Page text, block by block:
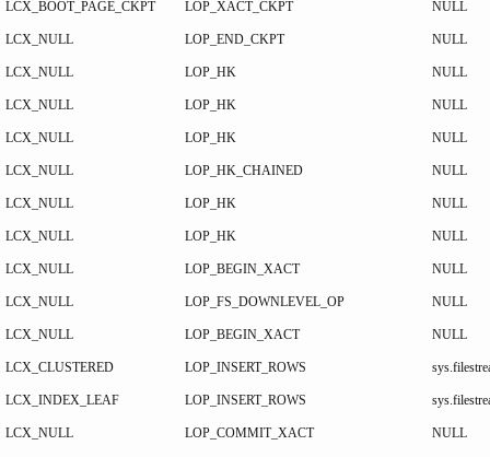
LCX_BOOT_PAGE_CKPT LOP_XACT_CKPT NULL
LCX_NULL LOP_END_CKPT NULL
LCX_NULL LOP_HK NULL
LCX_NULL LOP_HK NULL
LCX_NULL LOP_HK NULL
LCX_NULL LOP_HK_CHAINED NULL
LCX_NULL LOP_HK NULL
LCX_NULL LOP_HK NULL
LCX_NULL LOP_BEGIN_XACT NULL
LCX_NULL LOP_FS_DOWNLEVEL_OP NULL
LCX_NULL LOP_BEGIN_XACT NULL
LCX_CLUSTERED LOP_INSERT_ROWS
LCX_INDEX_LEAF LOP_INSERT_ROWS
LCX_NULL LOP_COMMIT_XACT NULL